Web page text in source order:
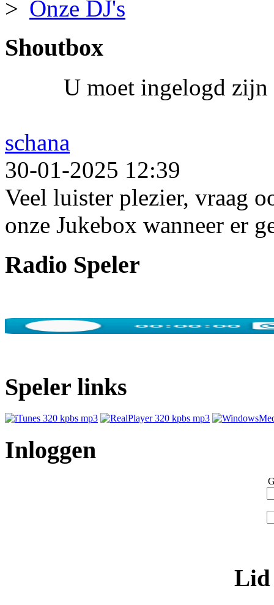
Onze DJ's
Shoutbox
U moet ingelogd zijn
schana
30-01-2025 12:39
Veel luister plezier, vraag
onze Jukebox wanneer er
Radio Speler
Speler links
Inloggen
Lid